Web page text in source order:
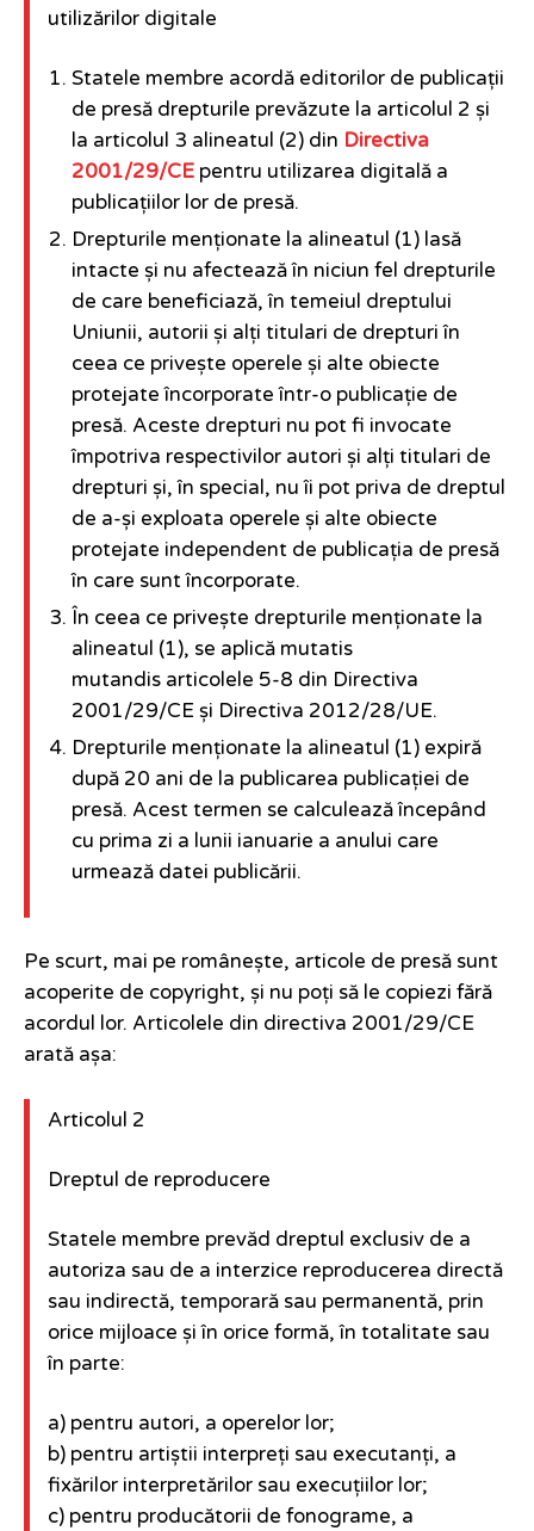
utilizărilor digitale
Statele membre acordă editorilor de publicații
de presă drepturile prevăzute la articolul 2 și
la articolul 3 alineatul (2) din Directiva
2001/29/CE pentru utilizarea digitală a
publicațiilor lor de presă.
Drepturile menționate la alineatul (1) lasă
intacte și nu afectează în niciun fel drepturile
de care beneficiază, în temeiul dreptului
Uniunii, autorii și alți titulari de drepturi în
ceea ce privește operele și alte obiecte
protejate încorporate într-o publicație de
presă. Aceste drepturi nu pot fi invocate
împotriva respectivilor autori și alți titulari de
drepturi și, în special, nu îi pot priva de dreptul
de a-și exploata operele și alte obiecte
protejate independent de publicația de presă
în care sunt încorporate.
În ceea ce privește drepturile menționate la
alineatul (1), se aplică mutatis
mutandis articolele 5-8 din Directiva
2001/29/CE și Directiva 2012/28/UE.
Drepturile menționate la alineatul (1) expiră
după 20 ani de la publicarea publicației de
presă. Acest termen se calculează începând
cu prima zi a lunii ianuarie a anului care
urmează datei publicării.
Pe scurt, mai pe românește, articole de presă sunt
acoperite de copyright, și nu poți să le copiezi fără
acordul lor. Articolele din directiva 2001/29/CE
arată așa:
Articolul 2
Dreptul de reproducere
Statele membre prevăd dreptul exclusiv de a
autoriza sau de a interzice reproducerea directă
sau indirectă, temporară sau permanentă, prin
orice mijloace și în orice formă, în totalitate sau
în parte:
a) pentru autori, a operelor lor;
b) pentru artiștii interpreți sau executanți, a
fixărilor interpretărilor sau execuțiilor lor;
c) pentru producătorii de fonograme, a